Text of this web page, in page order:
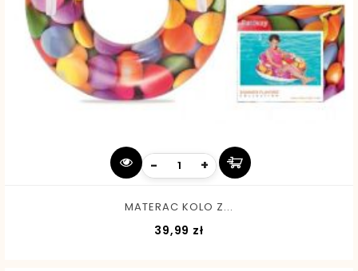
- +
MATERAC KOLO Z...
39,99 zł